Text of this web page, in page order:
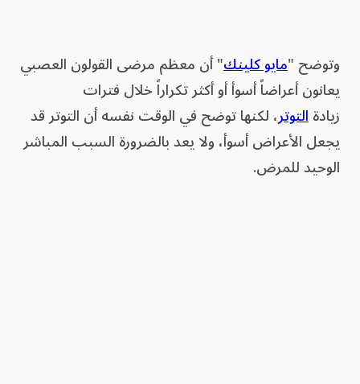
وتوضح "مايو كلينك" أن معظم مرضى القولون العصبي
يعانون أعراضاً أسوأ أو أكثر تكراراً خلال فترات
زيادةالتوتر، لكنها توضح في الوقت نفسه أن التوتر قد
يجعل الأعراض أسوأ، ولا يعد بالضرورة السبب المباشر
الوحيد للمرض.